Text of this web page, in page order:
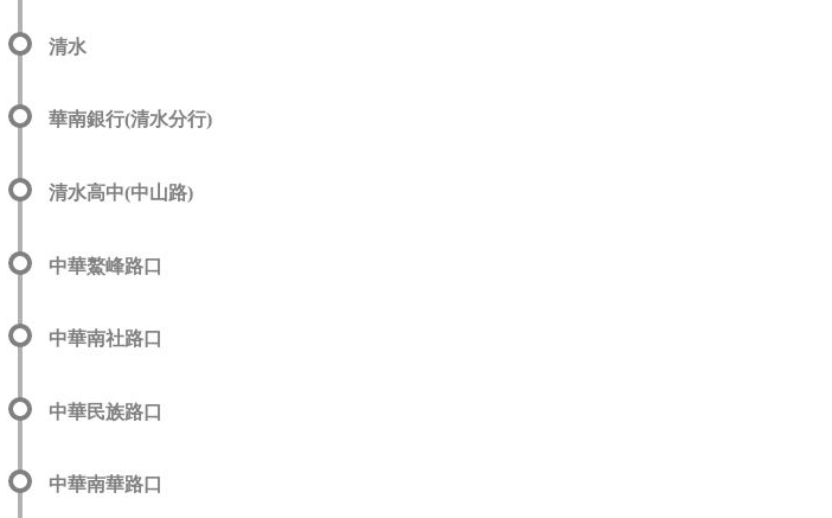
清水
華南銀行(清水分行)
清水高中(中山路)
中華鰲峰路口
中華南社路口
中華民族路口
中華南華路口